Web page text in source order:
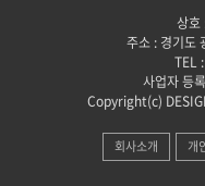
상호
주소 : 경기도
TEL
사업자 등
Copyright(c)
회사소개 개